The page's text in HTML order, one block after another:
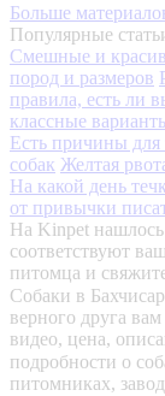
Больше
Популярные
Смешные и
пород и размеров
правила, есть ли
классные
Есть причины для
собак Желтая
На какой день
от привычки
На Kinpet нашлось
соответствуют
питомца и
Собаки в
верного друга
видео, цена,
подробности о
питомниках,